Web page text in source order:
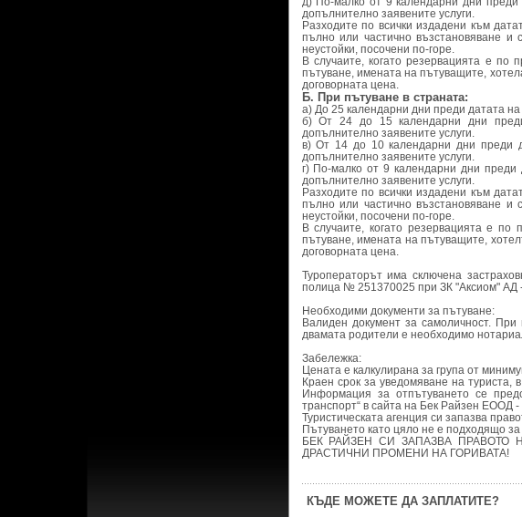
допълнително заявените услуги.
Разходите по всички издадени към
пълно или частично възстановяване
неустойки, посочени по-горе.
В случаите, когато резервацията е
пътуване, имената на пътуващите,
договорната цена.
Б. При пътуване в страната:
а) До 25 календарни дни преди датата на
б) От 24 до 15 календарни дни
допълнително заявените услуги.
в) От 14 до 10 календарни дни преди
допълнително заявените услуги.
г) По-малко от 9 календарни дни
допълнително заявените услуги.
Разходите по всички издадени към
пълно или частично възстановяване
неустойки, посочени по-горе.
В случаите, когато резервацията е
пътуване, имената на пътуващите,
договорната цена.
Туроператорът има сключена
полица № 251370025 при ЗК "Аксиом"
Необходими документи за пътуване:
Валиден документ за самоличност.
двамата родители е необходимо
Забележка:
Цената е калкулирана за група от
Краен срок за уведомяване на
Информация за отпътуването се
транспорт“ в сайта на Бек Райзен ЕООД
Туристическата агенция си запазва
Пътуването като цяло не е подходящо
БЕК РАЙЗЕН СИ ЗАПАЗВА ПРАВОТО
ДРАСТИЧНИ ПРОМЕНИ НА ГОРИВАТА!
КЪДЕ МОЖЕТЕ ДА ЗАПЛАТИТЕ?